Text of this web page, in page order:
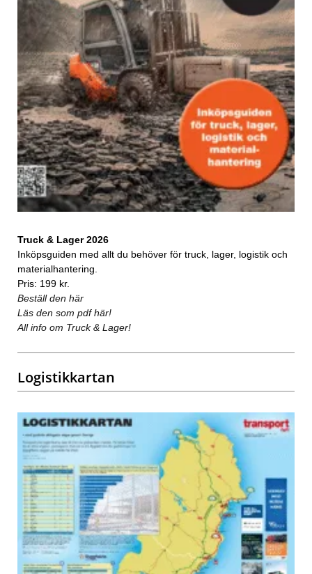
Truck & Lager 2026
Inköpsguiden med allt du behöver för truck, lager, logistik och
materialhantering.
Pris: 199 kr.
Beställ den här
Läs den som pdf här!
All info om Truck & Lager!
Logistikkartan